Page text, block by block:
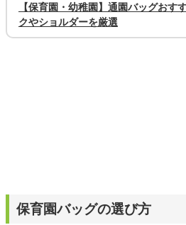
【保育園・幼稚園】通園バッグおす
クやショルダーを厳選
保育園バッグの選び方